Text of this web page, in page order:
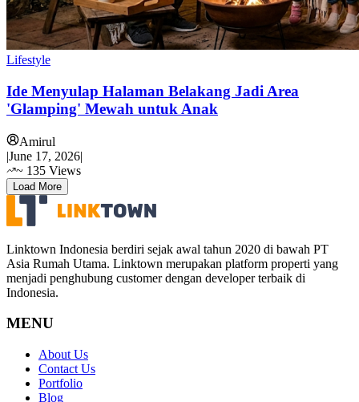
Lifestyle
Ide Menyulap Halaman Belakang Jadi Area
'Glamping' Mewah untuk Anak
Amirul
|June 17, 2026|
~ 135 Views
Load More
Linktown Indonesia berdiri sejak awal tahun 2020 di bawah PT
Asia Rumah Utama. Linktown merupakan platform properti yang
menjadi penghubung customer dengan developer terbaik di
Indonesia.
MENU
About Us
Contact Us
Portfolio
Blog